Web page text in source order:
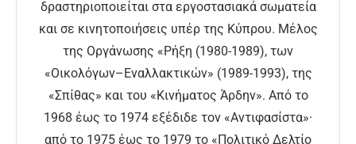
δραστηριοποιείται στα εργοστασιακά σωματεία
και σε κινητοποιήσεις υπέρ της Κύπρου. Μέλος
της Οργάνωσης «Ρήξη (1980-1989), των
«Οικολόγων–Εναλλακτικών» (1989-1993), της
«Σπίθας» και του «Κινήματος Άρδην». Από το
1968 έως το 1974 εξέδιδε τον «Αντιφασίστα»·
από το 1975 έως το 1979 το «Πολιτικό Δελτίο